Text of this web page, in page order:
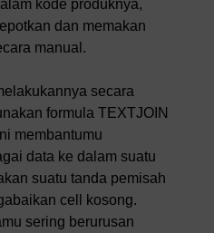
kode produknya,
dan memakan
manual.
secara
formula TEXTJOIN
membantumu
data ke dalam suatu
suatu tanda pemisah
cell kosong.
sering berurusan